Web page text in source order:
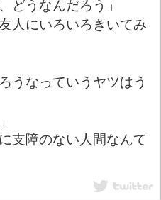
人にいろいろきいてみ
うなっていうヤツはう
支障のない人間なんて